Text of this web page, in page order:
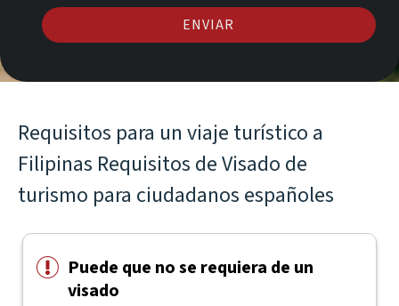
ENVIAR
Requisitos para un viaje turístico a
Filipinas Requisitos de Visado de
turismo para ciudadanos españoles
Puede que no se requiera de un
visado